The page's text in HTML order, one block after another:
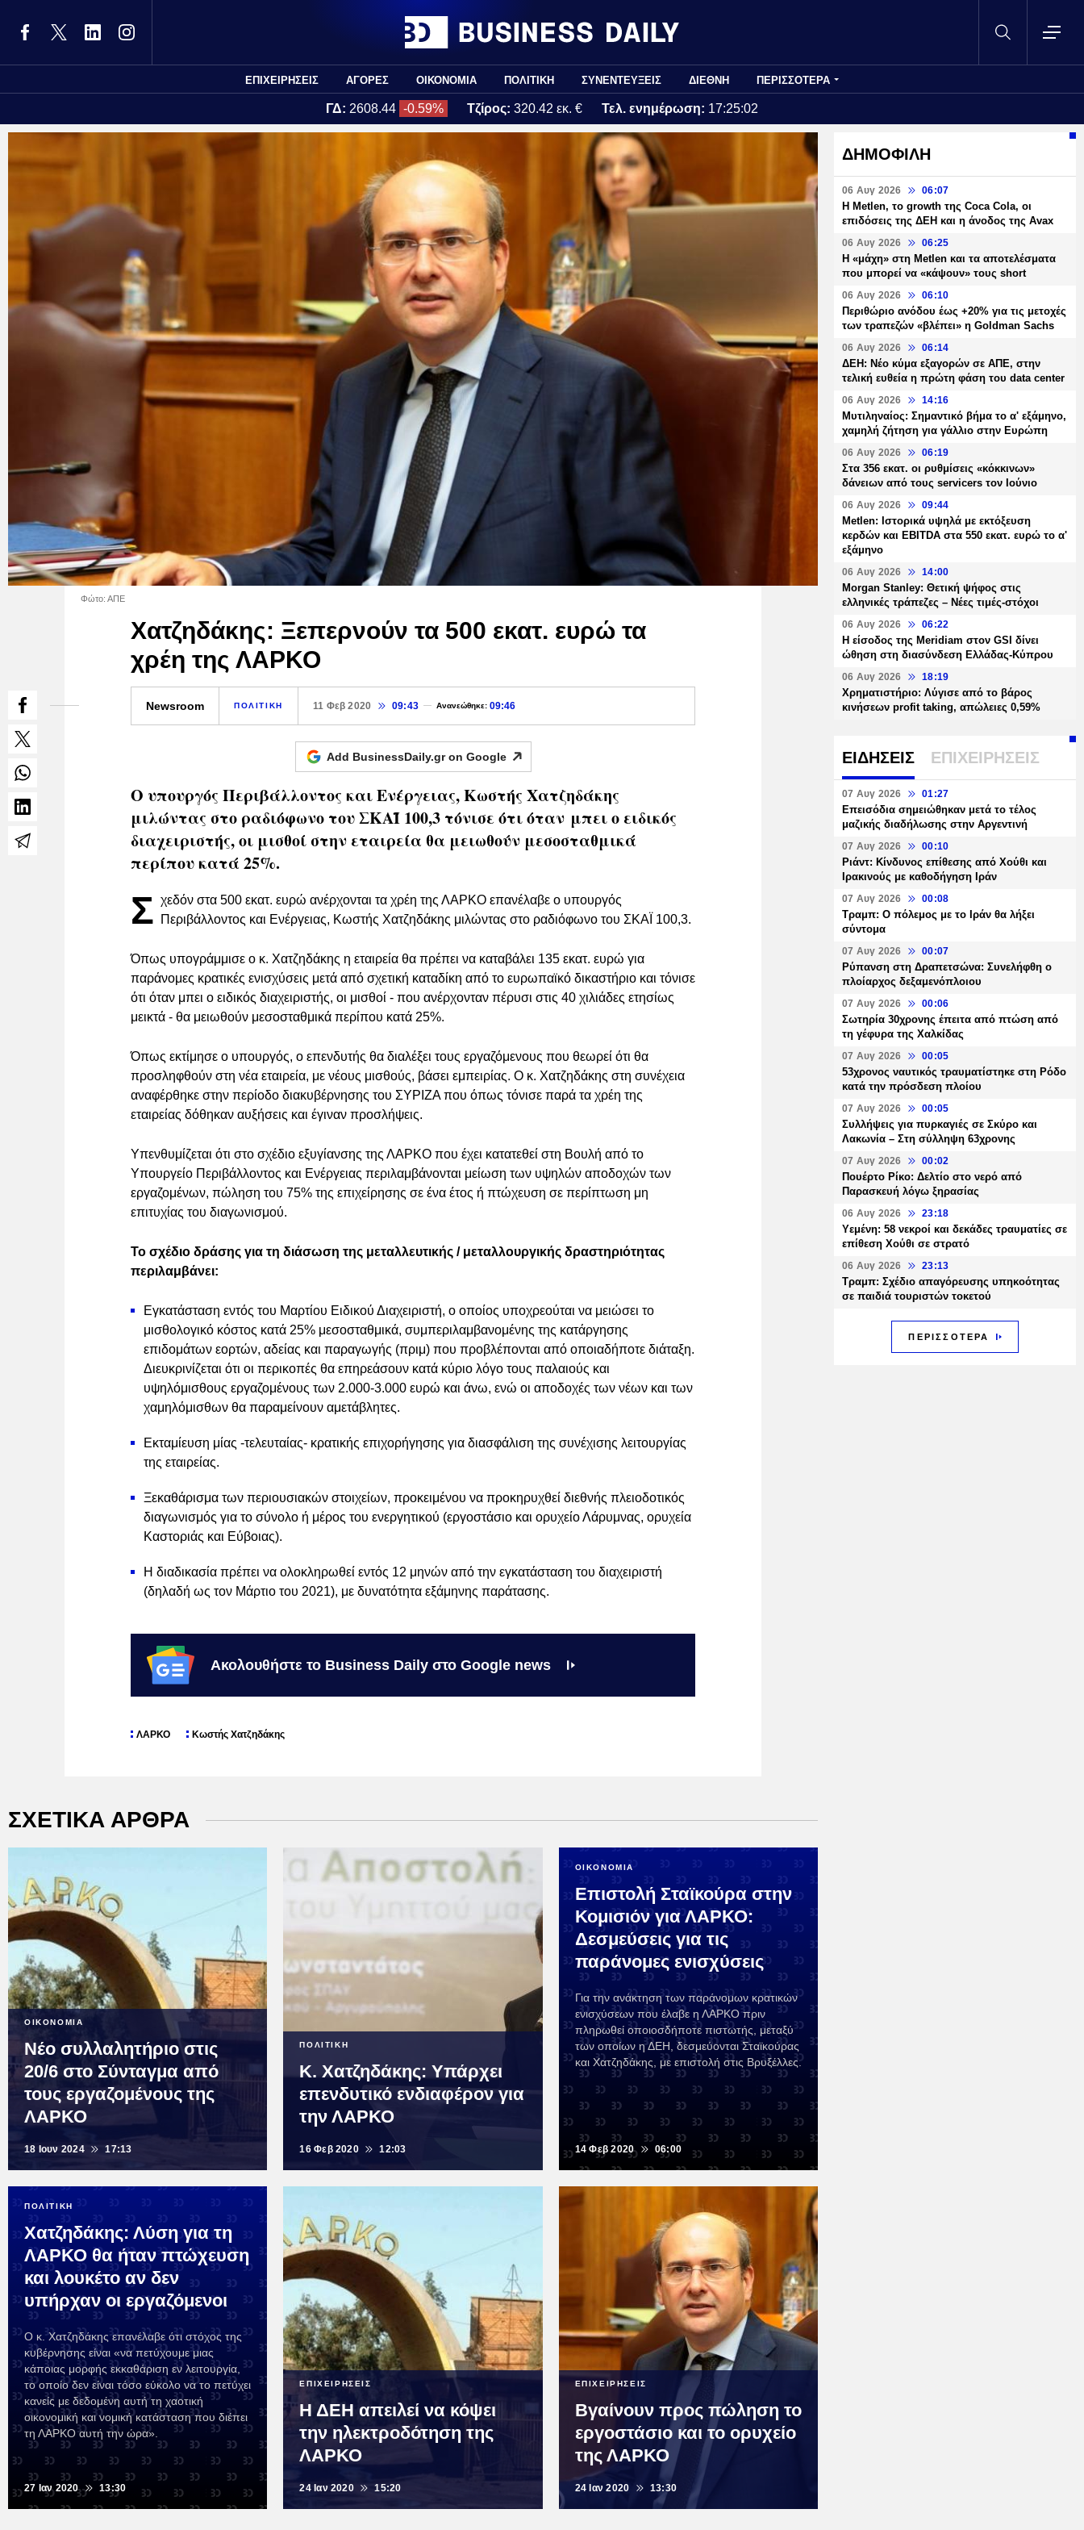
ΕΠΙΧΕΙΡΗΣΕΙΣ ΑΓΟΡΕΣ ΟΙΚΟΝΟΜΙΑ ΠΟΛΙΤΙΚΗ ΣΥΝΕΝΤΕΥΞΕΙΣ ΔΙΕΘΝΗ ΠΕΡΙΣΣΟΤΕΡΑ
ΓΔ: 2608.44 -0.59% Τζίρος: 320.42 εκ. € Τελ. ενημέρωση: 17:25:02
Φώτο: ΑΠΕ
Χατζηδάκης: Ξεπερνούν τα 500 εκατ. ευρώ τα
χρέη της ΛΑΡΚΟ
Newsroom ΠΟΛΙΤΙΚΗ 11 Φεβ 2020 09:43 Ανανεώθηκε: 09:46
Add BusinessDaily.gr on Google
Ο υπουργός Περιβάλλοντος και Ενέργειας, Κωστής Χατζηδάκης
μιλώντας στο ραδιόφωνο του ΣΚΑΪ 100,3 τόνισε ότι όταν μπει ο ειδικός
διαχειριστής, οι μισθοί στην εταιρεία θα μειωθούν μεσοσταθμικά
περίπου κατά 25%.
Σ χεδόν στα 500 εκατ. ευρώ ανέρχονται τα χρέη της ΛΑΡΚΟ επανέλαβε ο υπουργός
Περιβάλλοντος και Ενέργειας, Κωστής Χατζηδάκης μιλώντας στο ραδιόφωνο του ΣΚΑΪ 100,3.
Όπως υπογράμμισε ο κ. Χατζηδάκης η εταιρεία θα πρέπει να καταβάλει 135 εκατ. ευρώ για
παράνομες κρατικές ενισχύσεις μετά από σχετική καταδίκη από το ευρωπαϊκό δικαστήριο και τόνισε
ότι όταν μπει ο ειδικός διαχειριστής, οι μισθοί - που ανέρχονταν πέρυσι στις 40 χιλιάδες ετησίως
μεικτά - θα μειωθούν μεσοσταθμικά περίπου κατά 25%.
Όπως εκτίμησε ο υπουργός, ο επενδυτής θα διαλέξει τους εργαζόμενους που θεωρεί ότι θα
προσληφθούν στη νέα εταιρεία, με νέους μισθούς, βάσει εμπειρίας. Ο κ. Χατζηδάκης στη συνέχεια
αναφέρθηκε στην περίοδο διακυβέρνησης του ΣΥΡΙΖΑ που όπως τόνισε παρά τα χρέη της
εταιρείας δόθηκαν αυξήσεις και έγιναν προσλήψεις.
Υπενθυμίζεται ότι στο σχέδιο εξυγίανσης της ΛΑΡΚΟ που έχει κατατεθεί στη Βουλή από το
Υπουργείο Περιβάλλοντος και Ενέργειας περιλαμβάνονται μείωση των υψηλών αποδοχών των
εργαζομένων, πώληση του 75% της επιχείρησης σε ένα έτος ή πτώχευση σε περίπτωση μη
επιτυχίας του διαγωνισμού.
Το σχέδιο δράσης για τη διάσωση της μεταλλευτικής / μεταλλουργικής δραστηριότητας
περιλαμβάνει:
Εγκατάσταση εντός του Μαρτίου Ειδικού Διαχειριστή, ο οποίος υποχρεούται να μειώσει το
μισθολογικό κόστος κατά 25% μεσοσταθμικά, συμπεριλαμβανομένης της κατάργησης
επιδομάτων εορτών, αδείας και παραγωγής (πριμ) που προβλέπονται από οποιαδήποτε διάταξη.
Διευκρινίζεται ότι οι περικοπές θα επηρεάσουν κατά κύριο λόγο τους παλαιούς και
υψηλόμισθους εργαζομένους των 2.000-3.000 ευρώ και άνω, ενώ οι αποδοχές των νέων και των
χαμηλόμισθων θα παραμείνουν αμετάβλητες.
Εκταμίευση μίας -τελευταίας- κρατικής επιχορήγησης για διασφάλιση της συνέχισης λειτουργίας
της εταιρείας.
Ξεκαθάρισμα των περιουσιακών στοιχείων, προκειμένου να προκηρυχθεί διεθνής πλειοδοτικός
διαγωνισμός για το σύνολο ή μέρος του ενεργητικού (εργοστάσιο και ορυχείο Λάρυμνας, ορυχεία
Καστοριάς και Εύβοιας).
Η διαδικασία πρέπει να ολοκληρωθεί εντός 12 μηνών από την εγκατάσταση του διαχειριστή
(δηλαδή ως τον Μάρτιο του 2021), με δυνατότητα εξάμηνης παράτασης.
Ακολουθήστε το Business Daily στο Google news
ΛΑΡΚΟ Κωστής Χατζηδάκης
ΣΧΕΤΙΚΑ ΑΡΘΡΑ
ΟΙΚΟΝΟΜΙΑ
Νέο συλλαλητήριο στις
20/6 στο Σύνταγμα από
τους εργαζομένους της
ΛΑΡΚΟ
18 Ιουν 2024 17:13
ΠΟΛΙΤΙΚΗ
Κ. Χατζηδάκης: Υπάρχει
επενδυτικό ενδιαφέρον για
την ΛΑΡΚΟ
16 Φεβ 2020 12:03
ΟΙΚΟΝΟΜΙΑ
Επιστολή Σταϊκούρα στην
Κομισιόν για ΛΑΡΚΟ:
Δεσμεύσεις για τις
παράνομες ενισχύσεις
Για την ανάκτηση των παράνομων κρατικών
ενισχύσεων που έλαβε η ΛΑΡΚΟ πριν
πληρωθεί οποιοσδήποτε πιστωτής, μεταξύ
των οποίων η ΔΕΗ, δεσμεύονται Σταϊκούρας
και Χατζηδάκης, με επιστολή στις Βρυξέλλες.
14 Φεβ 2020 06:00
ΠΟΛΙΤΙΚΗ
Χατζηδάκης: Λύση για τη
ΛΑΡΚΟ θα ήταν πτώχευση
και λουκέτο αν δεν
υπήρχαν οι εργαζόμενοι
Ο κ. Χατζηδάκης επανέλαβε ότι στόχος της
κυβέρνησης είναι «να πετύχουμε μιας
κάποιας μορφής εκκαθάριση εν λειτουργία,
το οποίο δεν είναι τόσο εύκολο να το πετύχει
κανείς με δεδομένη αυτή τη χαοτική
οικονομική και νομική κατάσταση που διέπει
τη ΛΑΡΚΟ αυτή την ώρα».
27 Ιαν 2020 13:30
ΕΠΙΧΕΙΡΗΣΕΙΣ
Η ΔΕΗ απειλεί να κόψει
την ηλεκτροδότηση της
ΛΑΡΚΟ
24 Ιαν 2020 15:20
ΕΠΙΧΕΙΡΗΣΕΙΣ
Βγαίνουν προς πώληση το
εργοστάσιο και το ορυχείο
της ΛΑΡΚΟ
24 Ιαν 2020 13:30
ΔΗΜΟΦΙΛΗ
06 Αυγ 2026 06:07
H Metlen, το growth της Coca Cola, οι
επιδόσεις της ΔΕΗ και η άνοδος της Avax
06 Αυγ 2026 06:25
H «μάχη» στη Metlen και τα αποτελέσματα
που μπορεί να «κάψουν» τους short
06 Αυγ 2026 06:10
Περιθώριο ανόδου έως +20% για τις μετοχές
των τραπεζών «βλέπει» η Goldman Sachs
06 Αυγ 2026 06:14
ΔΕΗ: Νέο κύμα εξαγορών σε ΑΠΕ, στην
τελική ευθεία η πρώτη φάση του data center
06 Αυγ 2026 14:16
Μυτιληναίος: Σημαντικό βήμα το α' εξάμηνο,
χαμηλή ζήτηση για γάλλιο στην Ευρώπη
06 Αυγ 2026 06:19
Στα 356 εκατ. οι ρυθμίσεις «κόκκινων»
δάνειων από τους servicers τον Ιούνιο
06 Αυγ 2026 09:44
Metlen: Ιστορικά υψηλά με εκτόξευση
κερδών και EBITDA στα 550 εκατ. ευρώ το α'
εξάμηνο
06 Αυγ 2026 14:00
Morgan Stanley: Θετική ψήφος στις
ελληνικές τράπεζες – Νέες τιμές-στόχοι
06 Αυγ 2026 06:22
Η είσοδος της Meridiam στον GSI δίνει
ώθηση στη διασύνδεση Ελλάδας-Κύπρου
06 Αυγ 2026 18:19
Χρηματιστήριο: Λύγισε από το βάρος
κινήσεων profit taking, απώλειες 0,59%
ΕΙΔΗΣΕΙΣ ΕΠΙΧΕΙΡΗΣΕΙΣ
07 Αυγ 2026 01:27
Επεισόδια σημειώθηκαν μετά το τέλος
μαζικής διαδήλωσης στην Αργεντινή
07 Αυγ 2026 00:10
Ριάντ: Κίνδυνος επίθεσης από Χούθι και
Ιρακινούς με καθοδήγηση Ιράν
07 Αυγ 2026 00:08
Τραμπ: Ο πόλεμος με το Ιράν θα λήξει
σύντομα
07 Αυγ 2026 00:07
Ρύπανση στη Δραπετσώνα: Συνελήφθη ο
πλοίαρχος δεξαμενόπλοιου
07 Αυγ 2026 00:06
Σωτηρία 30χρονης έπειτα από πτώση από
τη γέφυρα της Χαλκίδας
07 Αυγ 2026 00:05
53χρονος ναυτικός τραυματίστηκε στη Ρόδο
κατά την πρόσδεση πλοίου
07 Αυγ 2026 00:05
Συλλήψεις για πυρκαγιές σε Σκύρο και
Λακωνία – Στη σύλληψη 63χρονης
07 Αυγ 2026 00:02
Πουέρτο Ρίκο: Δελτίο στο νερό από
Παρασκευή λόγω ξηρασίας
06 Αυγ 2026 23:18
Υεμένη: 58 νεκροί και δεκάδες τραυματίες σε
επίθεση Χούθι σε στρατό
06 Αυγ 2026 23:13
Τραμπ: Σχέδιο απαγόρευσης υπηκοότητας
σε παιδιά τουριστών τοκετού
ΠΕΡΙΣΣΟΤΕΡΑ